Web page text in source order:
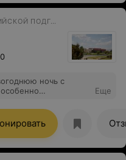
РЕСПУБЛИКАНСКИЙ ЦЕНТР ОЛИМПИЙСКОЙ ПОДГОТОВКИ
ночь с
и джакузи,
достаточно
для
комплекс к
и не встречал.
Еще